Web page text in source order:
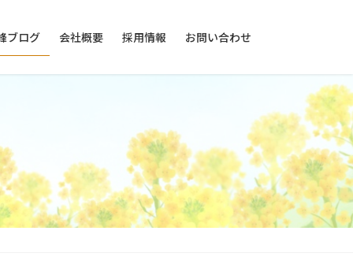
ブログ 会社概要 採用情報 お問い合わせ